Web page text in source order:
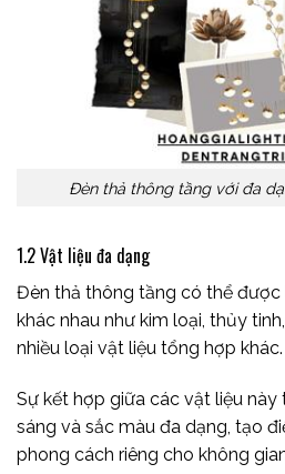
Đèn thả thông tầng với đa
1.2 Vật liệu đa dạng
Đèn thả thông tầng có thể được
khác nhau như kim loại, thủy
nhiều loại vật liệu tổng hợp khác.
Sự kết hợp giữa các vật liệu này
sáng và sắc màu đa dạng, tạo
phong cách riêng cho không